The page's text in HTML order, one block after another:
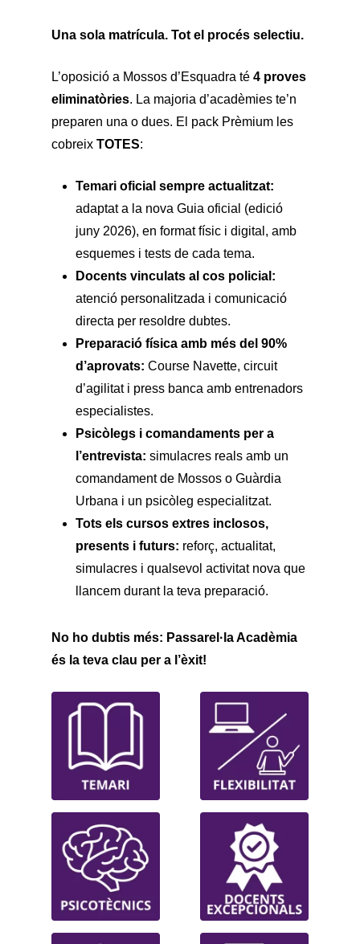
Una sola matrícula. Tot el procés selectiu.
L’oposició a Mossos d’Esquadra té 4 proves
eliminatòries. La majoria d’acadèmies te’n
preparen una o dues. El pack Prèmium les
cobreix TOTES:
Temari oficial sempre actualitzat:
adaptat a la nova Guia oficial (edició
juny 2026), en format físic i digital, amb
esquemes i tests de cada tema.
Docents vinculats al cos policial:
atenció personalitzada i comunicació
directa per resoldre dubtes.
Preparació física amb més del 90%
d’aprovats: Course Navette, circuit
d’agilitat i press banca amb entrenadors
especialistes.
Psicòlegs i comandaments per a
l’entrevista: simulacres reals amb un
comandament de Mossos o Guàrdia
Urbana i un psicòleg especialitzat.
Tots els cursos extres inclosos,
presents i futurs: reforç, actualitat,
simulacres i qualsevol activitat nova que
llancem durant la teva preparació.
No ho dubtis més: Passarel·la Acadèmia
és la teva clau per a l’èxit!